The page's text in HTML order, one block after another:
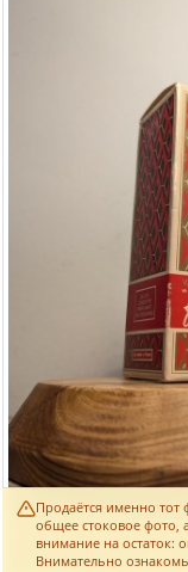
Продаётся именно тот
общее стоковое фото,
внимание на остаток:
Внимательно